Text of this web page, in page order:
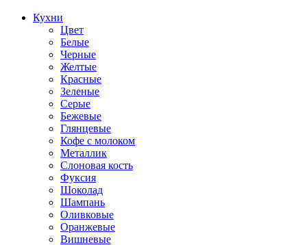
Кухни
Цвет
Белые
Черные
Желтые
Красные
Зеленые
Серые
Бежевые
Глянцевые
Кофе с молоком
Металлик
Слоновая кость
Фуксия
Шоколад
Шампань
Оливковые
Оранжевые
Вишневые